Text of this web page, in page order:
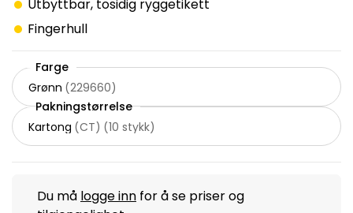
Utbyttbar, tosidig ryggetikett
Fingerhull
Farge
Grønn (229660)
Pakningstørrelse
Kartong (CT) (10 stykk)
Du må logge inn for å se priser og